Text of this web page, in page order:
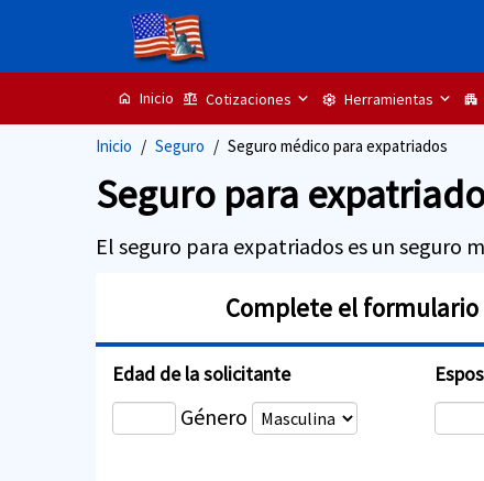
home Inicio balance Cotizaciones settings Herramientas apartment
Inicio Seguro Seguro médico para expatriados
Seguro para
El seguro para expatriados es un seguro
Complete el
Edad de la solicitante
Género